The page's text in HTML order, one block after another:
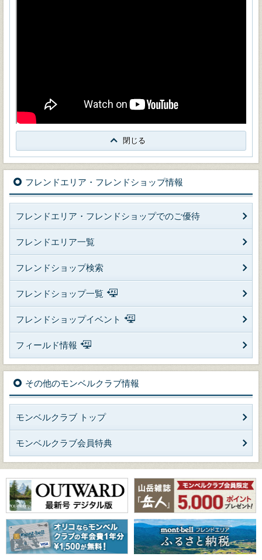
閉じる
フレンドエリア・フレンドショップ情報
フレンドエリア・フレンドショップでのご優待
フレンドエリア一覧
フレンドショップ検索
フレンドショップ一覧
フレンドショップイベント
フィールド情報
その他のモンベルクラブ情報
モンベルクラブ トップ
モンベルクラブ会員特典